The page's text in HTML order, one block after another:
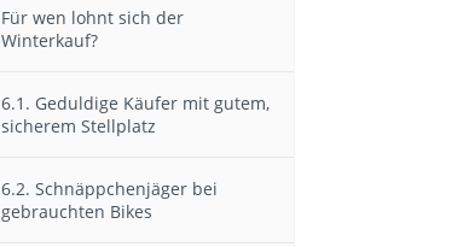
Für wen lohnt sich der
Winterkauf?
6.1. Geduldige Käufer mit gutem,
sicherem Stellplatz
6.2. Schnäppchenjäger bei
gebrauchten Bikes